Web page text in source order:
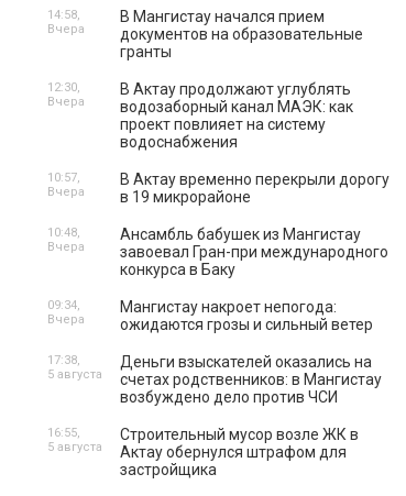
В Мангистау начался прием
документов на образовательные
гранты
14:58,
Вчера
В Актау продолжают углублять
водозаборный канал МАЭК: как
проект повлияет на систему
водоснабжения
12:30,
Вчера
В Актау временно перекрыли дорогу
в 19 микрорайоне
10:57,
Вчера
Ансамбль бабушек из Мангистау
завоевал Гран-при международного
конкурса в Баку
10:48,
Вчера
Мангистау накроет непогода:
ожидаются грозы и сильный ветер
09:34,
Вчера
Деньги взыскателей оказались на
счетах родственников: в Мангистау
возбуждено дело против ЧСИ
17:38,
5 августа
Строительный мусор возле ЖК в
Актау обернулся штрафом для
застройщика
16:55,
5 августа